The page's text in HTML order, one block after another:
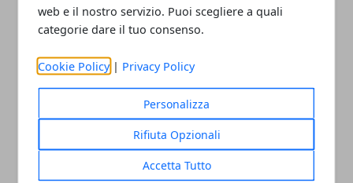
web e il nostro servizio. Puoi scegliere a quali
categorie dare il tuo consenso.
Cookie Policy | Privacy Policy
Personalizza
Rifiuta Opzionali
Accetta Tutto
Banda delle batterie arrestata a
Montefalcione, tentato furto aggravato
e ricettazione
08/09/2018